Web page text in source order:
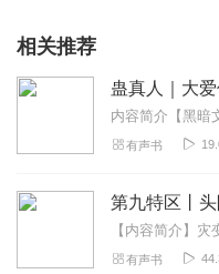
回复
1592773mmue
非常精彩
思空无梦
悟空播讲的非常好！
相关推荐
有声书
有声书